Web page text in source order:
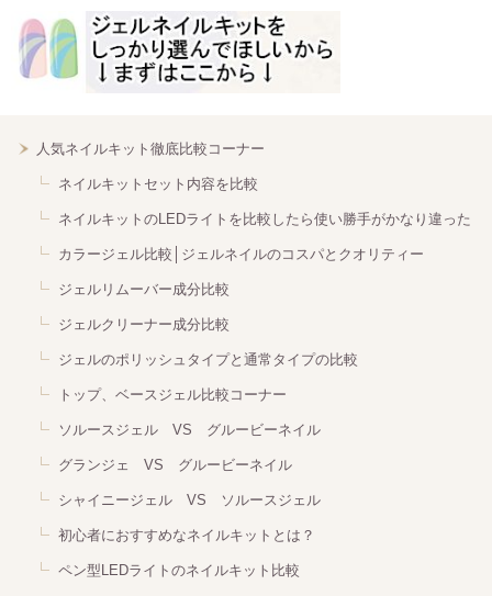
人気ネイルキット徹底比較コーナー
ネイルキットセット内容を比較
ネイルキットのLEDライトを比較したら使い勝手がかなり違った
カラージェル比較│ジェルネイルのコスパとクオリティー
ジェルリムーバー成分比較
ジェルクリーナー成分比較
ジェルのポリッシュタイプと通常タイプの比較
トップ、ベースジェル比較コーナー
ソルースジェル VS グルービーネイル
グランジェ VS グルービーネイル
シャイニージェル VS ソルースジェル
初心者におすすめなネイルキットとは？
ペン型LEDライトのネイルキット比較